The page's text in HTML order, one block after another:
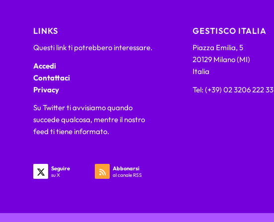
LINKS
Questi link ti potrebbero interessare.
Accedi
Contattaci
Privacy
Su Twitter ti avvisiamo quando
succede qualcosa, mentre il nostro
feed ti tiene informato.
Seguire
su X
Abbonarsi
al canale RSS
GESTISCO ITALIA
Piazza Emilia, 5
20129 Milano (MI)
Italia
Tel: (+39) 02 3206 222 33